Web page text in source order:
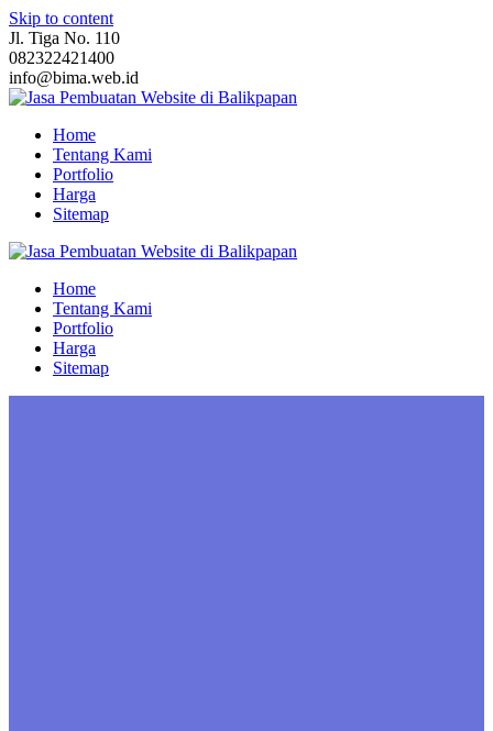
Skip to content
Jl. Tiga No. 110
082322421400
info@bima.web.id
Home
Tentang Kami
Portfolio
Harga
Sitemap
Home
Tentang Kami
Portfolio
Harga
Sitemap